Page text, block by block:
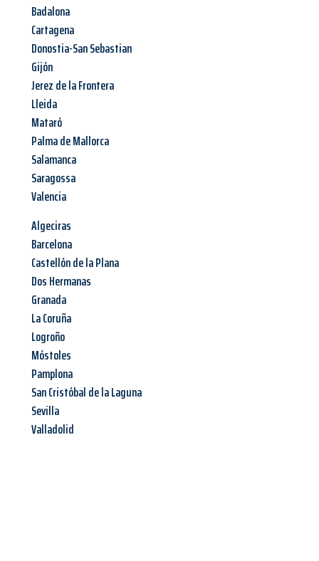
Badalona
Cartagena
Donostia-San Sebastian
Gijón
Jerez de la Frontera
Lleida
Mataró
Palma de Mallorca
Salamanca
Saragossa
Valencia
Algeciras
Barcelona
Castellón de la Plana
Dos Hermanas
Granada
La Coruña
Logroño
Móstoles
Pamplona
San Cristóbal de la Laguna
Sevilla
Valladolid